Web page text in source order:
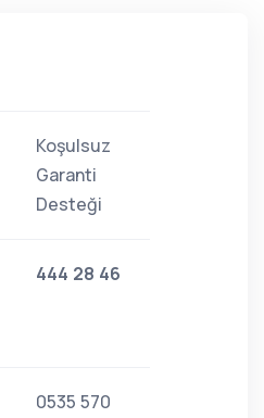
Koşulsuz
Garanti
Desteği
444 28 46
0535 570